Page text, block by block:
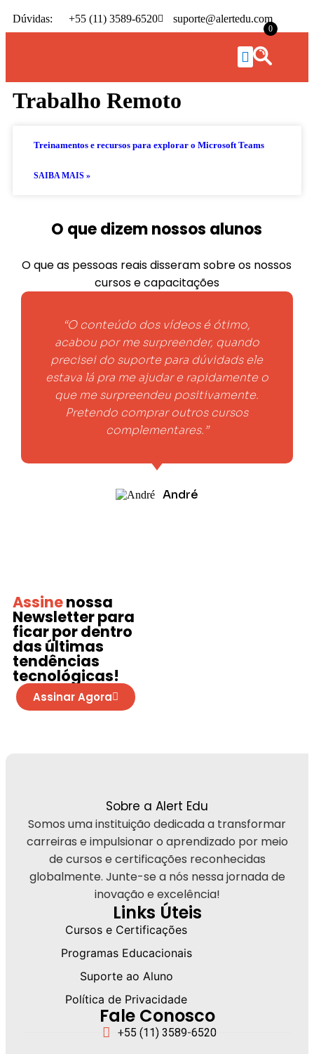
Dúvidas: +55 (11) 3589-6520 suporte@alertedu.com
0
Trabalho Remoto
Treinamentos e recursos para explorar o Microsoft Teams
SAIBA MAIS »
O que dizem nossos alunos
O que as pessoas reais disseram sobre os nossos
cursos e capacitações
“O conteúdo dos vídeos é ótimo,
acabou por me surpreender, quando
precisei do suporte para dúvidads ele
estava lá pra me ajudar e rapidamente o
que me surpreendeu positivamente.
Pretendo comprar outros cursos
complementares.”
André
Assinenossa
Newsletterpara
ficar por dentro
das últimas
tendências
tecnológicas!
Assinar Agora
Sobre a Alert Edu
Somos uma instituição dedicada a transformar
carreiras e impulsionar o aprendizado por meio
de cursos e certificações reconhecidas
globalmente. Junte-se a nós nessa jornada de
inovação e excelência!
Links Úteis
Cursos e Certificações
Programas Educacionais
Suporte ao Aluno
Política de Privacidade
Fale Conosco
+55 (11) 3589-6520